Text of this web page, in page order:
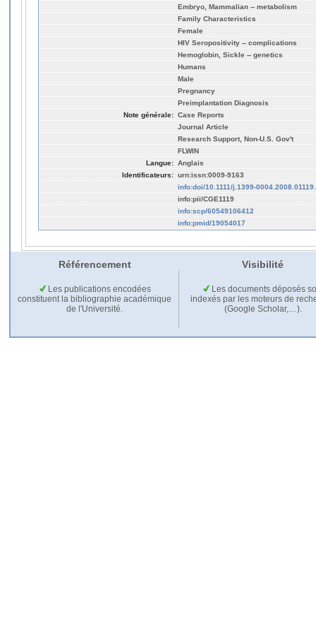
Embryo, Mammalian -- metabolism
Family Characteristics
Female
HIV Seropositivity -- complications
Hemoglobin, Sickle -- genetics
Humans
Male
Pregnancy
Preimplantation Diagnosis
Note générale: Case Reports
Journal Article
Research Support, Non-U.S. Gov't
FLWIN
Langue: Anglais
Identificateurs: urn:issn:0009-9163
info:doi/10.1111/j.1399-
info:pii/CGE1119
info:scp/60549106412
info:pmid/19054017
Référencement Visibilité
Les publications encodées
constituent la bibliographie académique
de l'Université.
Les documents déposés
indexés par les moteurs de
(Google Scholar,…).